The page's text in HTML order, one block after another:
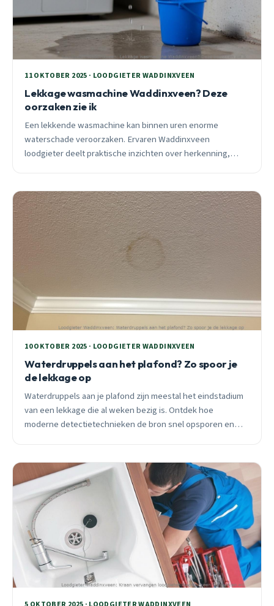
11 OKTOBER 2025 · LOODGIETER WADDINXVEEN
Lekkage wasmachine Waddinxveen? Deze
oorzaken zie ik
Een lekkende wasmachine kan binnen uren enorme
waterschade veroorzaken. Ervaren Waddinxveen
loodgieter deelt praktische inzichten over herkenning,
10 OKTOBER 2025 · LOODGIETER WADDINXVEEN
Waterdruppels aan het plafond? Zo spoor je
de lekkage op
Waterdruppels aan je plafond zijn meestal het eindstadium
van een lekkage die al weken bezig is. Ontdek hoe
moderne detectietechnieken de bron snel opsporen en